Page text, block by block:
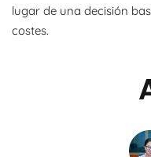
lugar de una decisión
costes.